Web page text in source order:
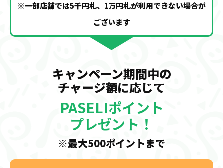
※一部店舗では5千円札、1万円札が利用できない場合が
ございます
キャンペーン期間中の
チャージ額に応じて
PASELIポイント
プレゼント！
※最大500ポイントまで